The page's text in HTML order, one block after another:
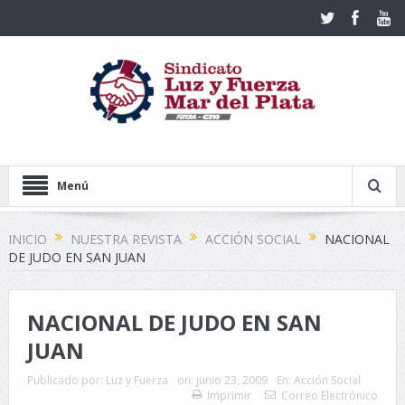
Menú
INICIO NUESTRA REVISTA ACCIÓN SOCIAL
NACIONAL
DE JUDO EN SAN JUAN
NACIONAL DE JUDO EN SAN
JUAN
Publicado por: Luz y Fuerza on: junio 23, 2009 En: Acción Social
Imprimir
Correo Electrónico